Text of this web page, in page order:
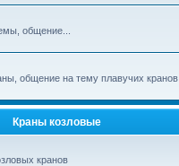
общение...
общение на тему плавучих кранов
Краны козловые
кранов